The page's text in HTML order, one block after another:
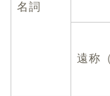
名詞
遠称